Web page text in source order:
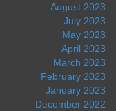
August 2023
July 2023
May 2023
April 2023
March 2023
February 2023
January 2023
December 2022